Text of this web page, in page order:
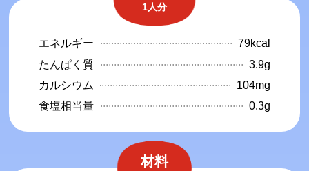
1人分
エネルギー
79kcal
たんぱく質
3.9g
カルシウム
104mg
食塩相当量
0.3g
材料